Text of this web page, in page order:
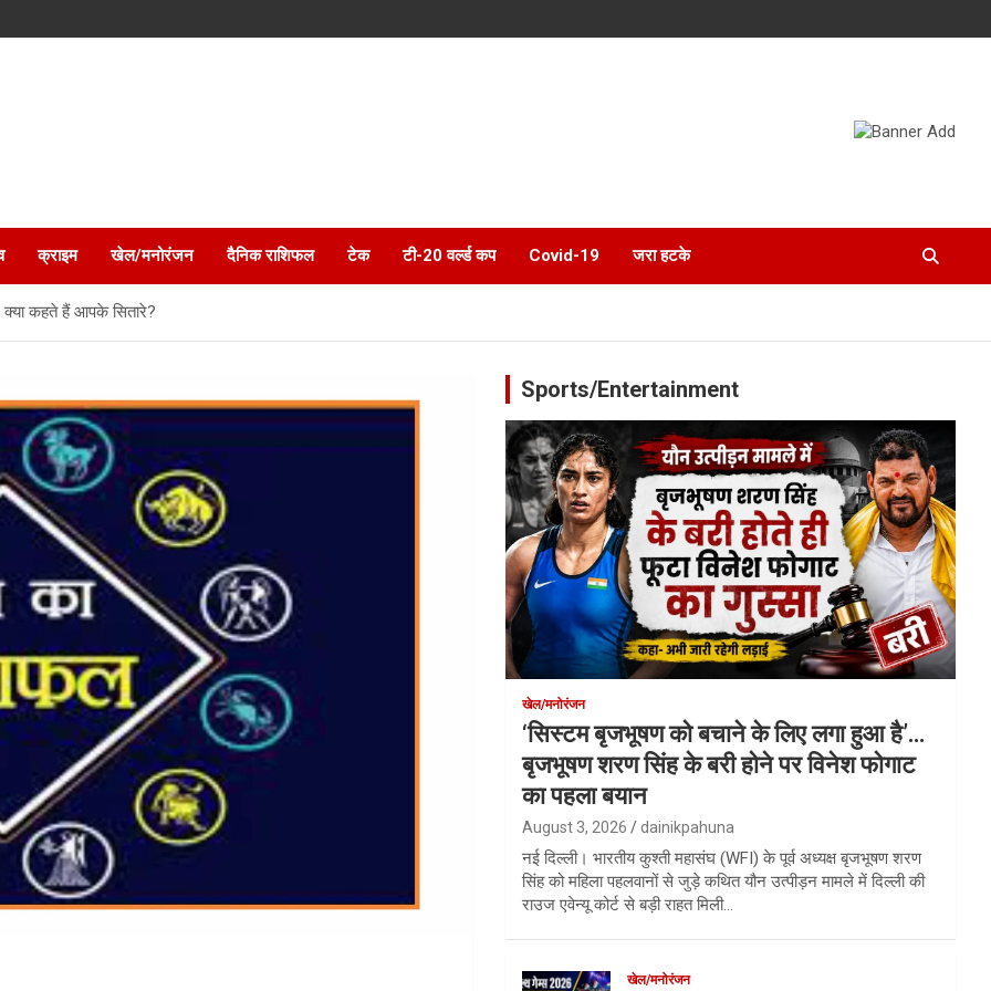
क्राइम खेल/मनोरंजन दैनिक राशिफल टेक टी-20 वर्ल्ड कप Covid-19 जरा हटके
क्या कहते हैं आपके सितारे?
Sports/Entertainment
खेल/मनोरंजन
‘सिस्टम बृजभूषण को बचाने के लिए लगा हुआ है’…
बृजभूषण शरण सिंह के बरी होने पर विनेश फोगाट
का पहला बयान
August 3, 2026 dainikpahuna
नई दिल्ली। भारतीय कुश्ती महासंघ (WFI) के पूर्व अध्यक्ष बृजभूषण शरण
सिंह को महिला पहलवानों से जुड़े कथित यौन उत्पीड़न मामले में दिल्ली की
राउज एवेन्यू कोर्ट से बड़ी राहत मिली…
खेल/मनोरंजन